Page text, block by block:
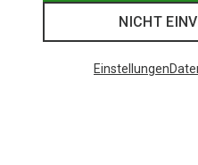
NICHT
Einstellungen